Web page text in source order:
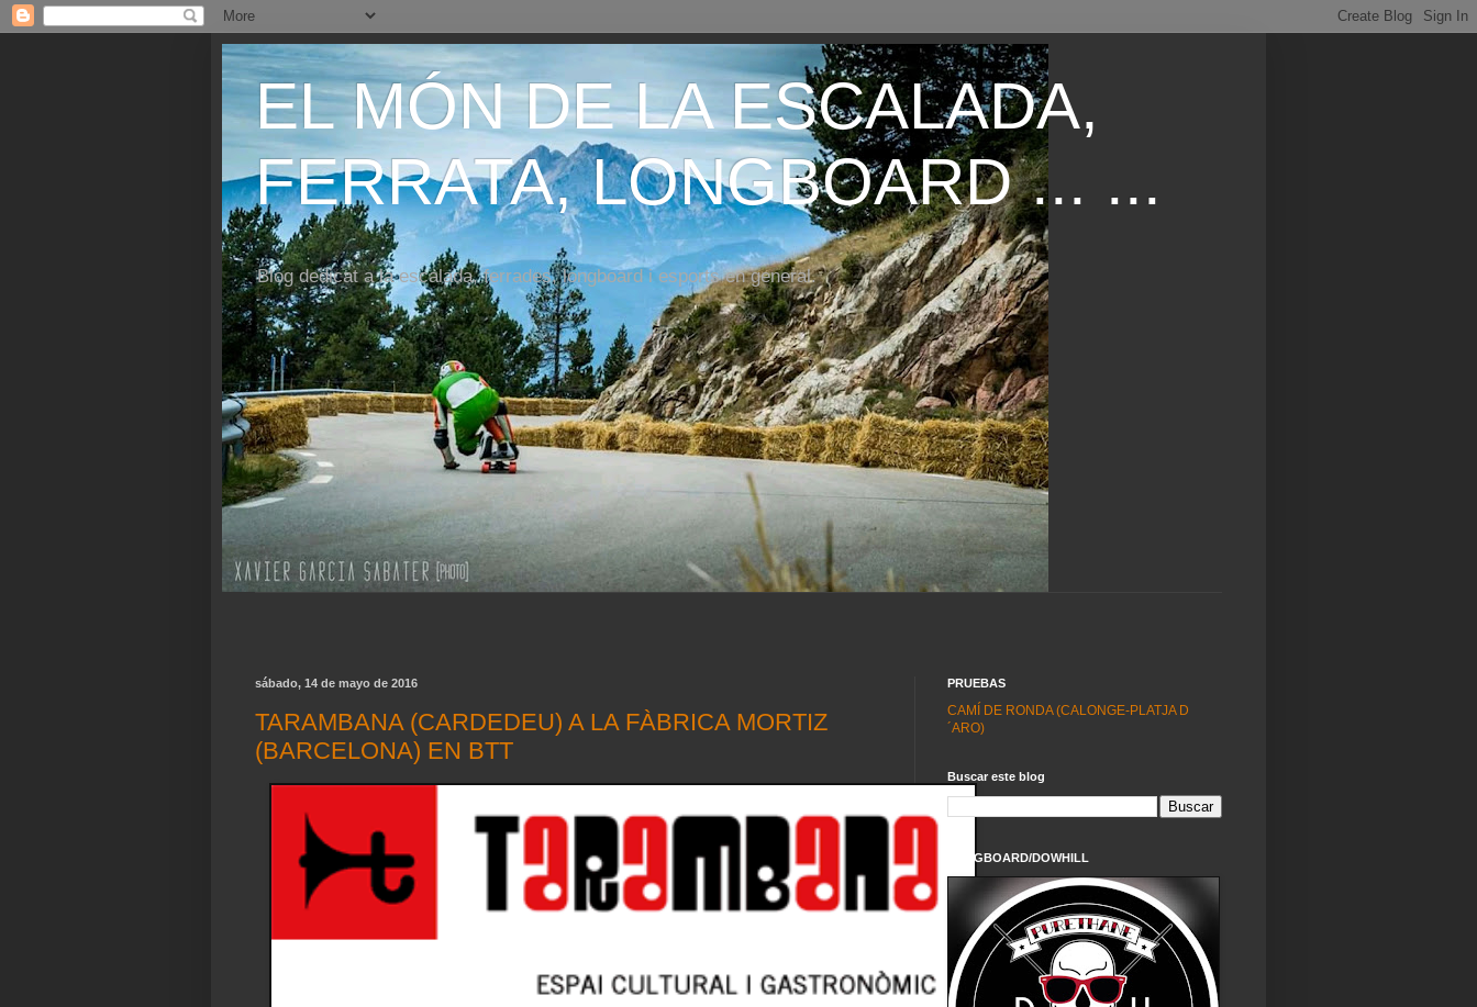
EL MÓN DE LA ESCALADA,
FERRATA, LONGBOARD ... ...
Blog dedicat a la escalada, ferrades, longboard i esports en general.
sábado, 14 de mayo de 2016
TARAMBANA (CARDEDEU) A LA FÀBRICA MORTIZ
(BARCELONA) EN BTT
PRUEBAS
CAMÍ DE RONDA (CALONGE-PLATJA D
´ARO)
Buscar este blog
LONGBOARD/DOWHILL